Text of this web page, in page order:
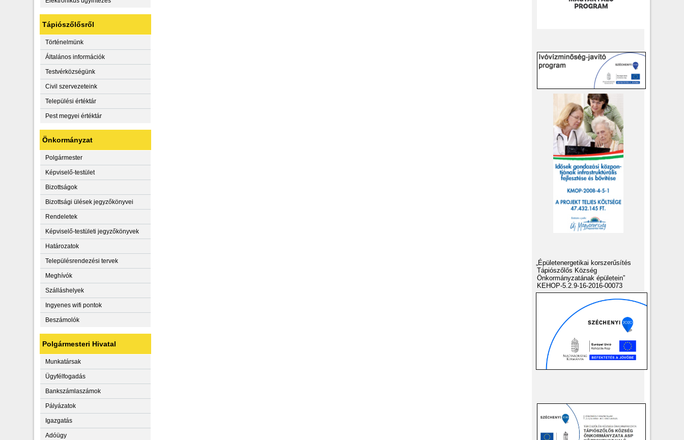
Tápiószőlősről
Történelmünk
Általános információk
Testvérközségünk
Civil szervezeteink
Települési értéktár
Pest megyei értéktár
Önkormányzat
Polgármester
Képviselő-testület
Bizottságok
Bizottsági ülések jegyzőkönyvei
Rendeletek
Képviselő-testületi jegyzőkönyvek
Határozatok
Településrendezési tervek
Meghívók
Szálláshelyek
Ingyenes wifi pontok
Beszámolók
Polgármesteri Hivatal
Munkatársak
Ügyfélfogadás
Bankszámlaszámok
Pályázatok
Igazgatás
Adóügy
„Épületenergetikai korszerűsítés
Tápiószőlős Község
Önkormányzatának épületein”
KEHOP-5.2.9-16-2016-00073